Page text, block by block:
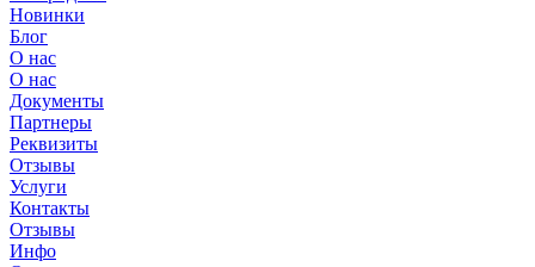
Новинки
Блог
О нас
О нас
Документы
Партнеры
Реквизиты
Отзывы
Услуги
Контакты
Отзывы
Инфо